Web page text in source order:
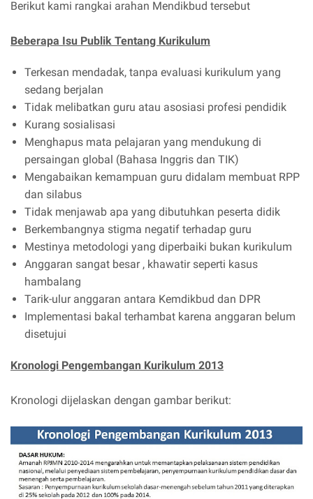
Berikut kami rangkai arahan Mendikbud tersebut
Beberapa Isu Publik Tentang Kurikulum
Terkesan mendadak, tanpa evaluasi kurikulum yang
sedang berjalan
Tidak melibatkan guru atau asosiasi profesi pendidik
Kurang sosialisasi
Menghapus mata pelajaran yang mendukung di
persaingan global (Bahasa Inggris dan TIK)
Mengabaikan kemampuan guru didalam membuat RPP
dan silabus
Tidak menjawab apa yang dibutuhkan peserta didik
Berkembangnya stigma negatif terhadap guru
Mestinya metodologi yang diperbaiki bukan kurikulum
Anggaran sangat besar , khawatir seperti kasus
hambalang
Tarik-ulur anggaran antara Kemdikbud dan DPR
Implementasi bakal terhambat karena anggaran belum
disetujui
Kronologi Pengembangan Kurikulum 2013
Kronologi dijelaskan dengan gambar berikut: